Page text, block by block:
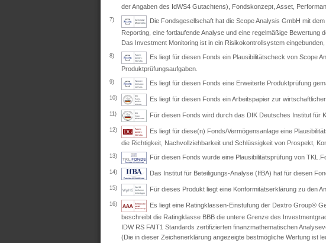
der Angaben des IdWS4 Gutachtens), Fondskonzept, Asset,
7)
Die Fondsgesellschaft hat die Scope Analysis GmbH mit
Reporting, eine fortlaufende Analyse und eine regelmäßige
Das Investment Monitoring ist in ein Risikokontrollsystem
8)
Es liegt für diesen Fonds ein Plausibilitätscheck von Scope
Produktprüfungsaufgaben.
9) Es liegt für diesen Fonds eine Erweiterte Produktprüfung
10) Es liegt für diesen Fonds ein Arbeitspapier zur
11) Für diesen Fonds wird durch das DIK Deutsches Institut für
12)
Es liegt für diese(n) Fonds/Vermögensanlage eine
die Richtigkeit, Nachvollziehbarkeit und Schlüssigkeit von Prospekt,
13) Für diesen Fonds wurde eine Plausibilitätsprüfung von
14) Das Institut für Beteiligungs-Analyse (IfBA) hat für diesen
15) Für dieses Produkt liegt eine Konformitätserklärung zu den
16)
Es liegt eine Ratingklassen-Einstufung der Dextro Group®
beschreibt die Ratingklasse BBB die untere Grenze des
IDW RS FAIT1 Standards zertifizierten finanzmathematischen
(Die in dieser Zeichenerklärung angezeigte bestmögliche Wertung ist